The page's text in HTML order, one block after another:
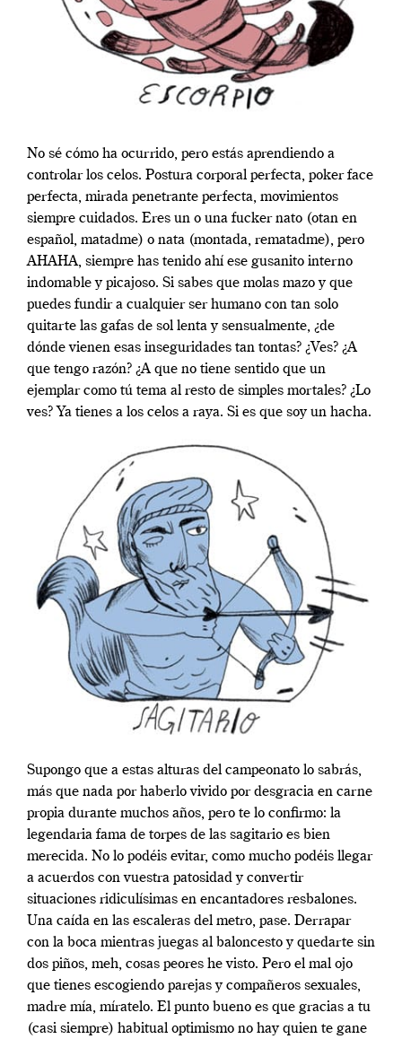
No sé cómo ha ocurrido, pero estás aprendiendo a
controlar los celos. Postura corporal perfecta, poker face
perfecta, mirada penetrante perfecta, movimientos
siempre cuidados. Eres un o una fucker nato (otan en
español, matadme) o nata (montada, rematadme), pero
AHAHA, siempre has tenido ahí ese gusanito interno
indomable y picajoso. Si sabes que molas mazo y que
puedes fundir a cualquier ser humano con tan solo
quitarte las gafas de sol lenta y sensualmente, ¿de
dónde vienen esas inseguridades tan tontas? ¿Ves? ¿A
que tengo razón? ¿A que no tiene sentido que un
ejemplar como tú tema al resto de simples mortales? ¿Lo
ves? Ya tienes a los celos a raya. Si es que soy un hacha.
Supongo que a estas alturas del campeonato lo sabrás,
más que nada por haberlo vivido por desgracia en carne
propia durante muchos años, pero te lo confirmo: la
legendaria fama de torpes de las sagitario es bien
merecida. No lo podéis evitar, como mucho podéis llegar
a acuerdos con vuestra patosidad y convertir
situaciones ridiculísimas en encantadores resbalones.
Una caída en las escaleras del metro, pase. Derrapar
con la boca mientras juegas al baloncesto y quedarte sin
dos piños, meh, cosas peores he visto. Pero el mal ojo
que tienes escogiendo parejas y compañeros sexuales,
madre mía, míratelo. El punto bueno es que gracias a tu
(casi siempre) habitual optimismo no hay quien te gane